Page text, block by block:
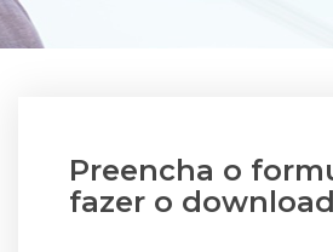
Preencha o
fazer o download